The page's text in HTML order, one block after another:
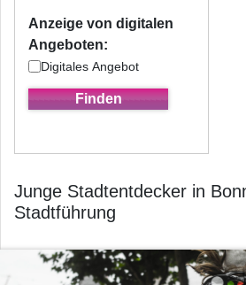
Anzeige von digitalen
Angeboten:
Digitales Angebot
Junge Stadtentdecker in
Stadtführung